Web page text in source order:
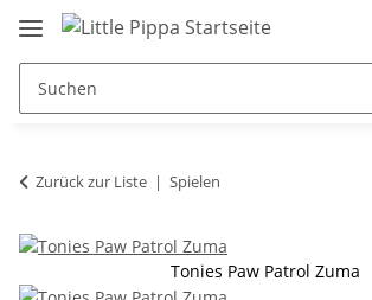
Zum Hauptinhalt springen
springen
Zurück zur Liste Spielen
Tonies Paw Patrol Zuma